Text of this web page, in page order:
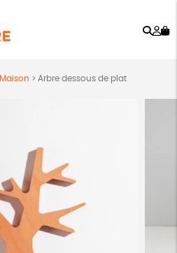
Maison > Arbre dessous de plat